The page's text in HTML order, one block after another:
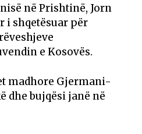
në Prishtinë, Jorn
i shqetësuar për
e Kosovës.
madhore Gjermani-
dhe bujqësi janë në